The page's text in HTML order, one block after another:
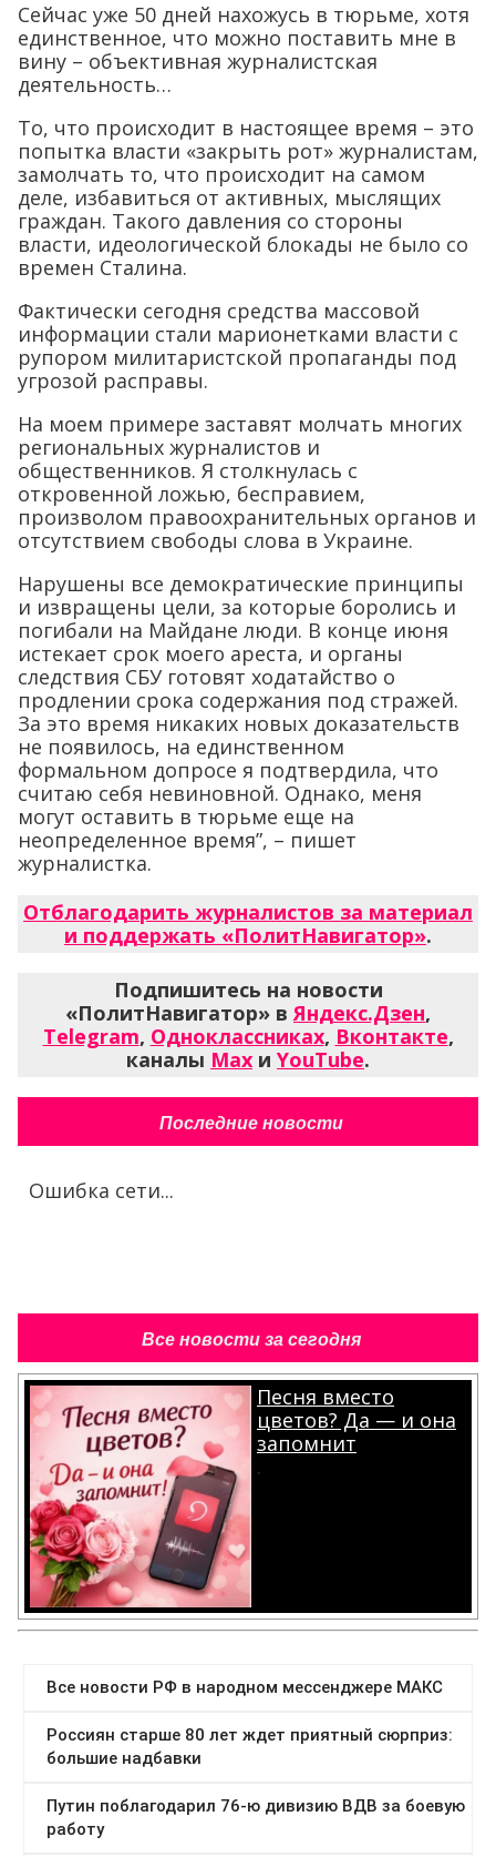
Сейчас уже 50 дней нахожусь в тюрьме, хотя
единственное, что можно поставить мне в
вину – объективная журналистская
деятельность…
То, что происходит в настоящее время – это
попытка власти «закрыть рот» журналистам,
замолчать то, что происходит на самом
деле, избавиться от активных, мыслящих
граждан. Такого давления со стороны
власти, идеологической блокады не было со
времен Сталина.
Фактически сегодня средства массовой
информации стали марионетками власти с
рупором милитаристской пропаганды под
угрозой расправы.
На моем примере заставят молчать многих
региональных журналистов и
общественников. Я столкнулась с
откровенной ложью, бесправием,
произволом правоохранительных органов и
отсутствием свободы слова в Украине.
Нарушены все демократические принципы
и извращены цели, за которые боролись и
погибали на Майдане люди. В конце июня
истекает срок моего ареста, и органы
следствия СБУ готовят ходатайство о
продлении срока содержания под стражей.
За это время никаких новых доказательств
не появилось, на единственном
формальном допросе я подтвердила, что
считаю себя невиновной. Однако, меня
могут оставить в тюрьме еще на
неопределенное время”, – пишет
журналистка.
Отблагодарить журналистов за материал
и поддержать «ПолитНавигатор».
Подпишитесь на новости
«ПолитНавигатор» вЯндекс.Дзен,
Telegram, Одноклассниках, Вконтакте,
каналы Max и YouTube.
Последние новости
Ошибка сети...
Все новости за сегодня
Песня вместо
цветов? Да — и она
запомнит
.